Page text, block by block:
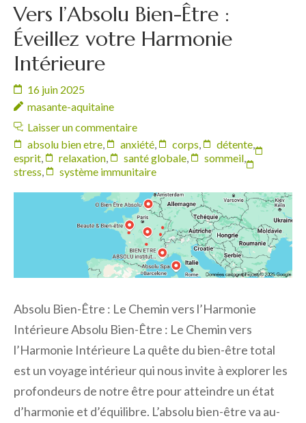
Vers l’Absolu Bien-Être :
Éveillez votre Harmonie
Intérieure
16 juin 2025
masante-aquitaine
Laisser un commentaire
absolu bien etre
anxiété corps détente
esprit
relaxation santé globale sommeil
stress
système immunitaire
Absolu Bien-Être : Le Chemin vers l’Harmonie
Intérieure Absolu Bien-Être : Le Chemin vers
l’Harmonie Intérieure La quête du bien-être total
est un voyage intérieur qui nous invite à explorer les
profondeurs de notre être pour atteindre un état
d’harmonie et d’équilibre. L’absolu bien-être va au-